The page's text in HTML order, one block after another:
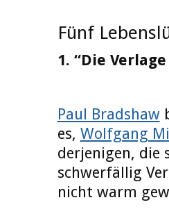
Fünf
1. “Die
Paul Bradshaw
es, Wolfgang
derjenigen, die
schwerfällig
nicht warm